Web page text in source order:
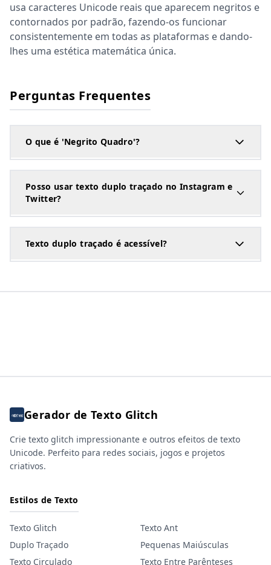
usa caracteres Unicode reais que aparecem negritos e
contornados por padrão, fazendo-os funcionar
consistentemente em todas as plataformas e dando-
lhes uma estética matemática única.
Perguntas Frequentes
O que é 'Negrito Quadro'?
Posso usar texto duplo traçado no Instagram e
Twitter?
Texto duplo traçado é acessível?
Gerador de Texto Glitch
Crie texto glitch impressionante e outros efeitos de texto
Unicode. Perfeito para redes sociais, jogos e projetos
criativos.
Estilos de Texto
Texto Glitch
Texto Ant
Duplo Traçado
Pequenas Maiúsculas
Texto Circulado
Texto Entre Parênteses